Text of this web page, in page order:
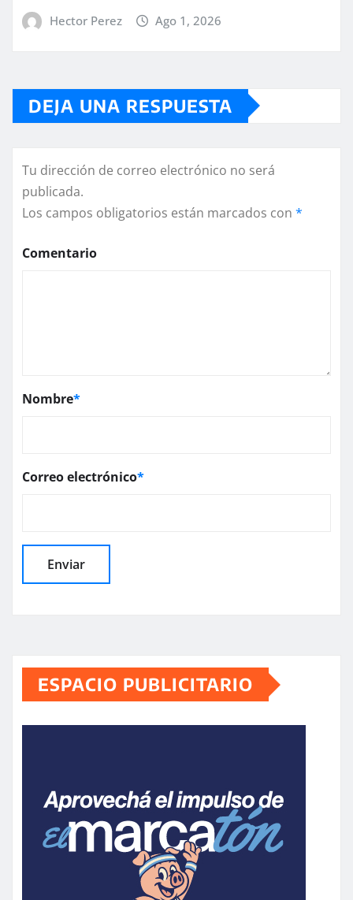
Hector Perez Ago 1, 2026
DEJA UNA RESPUESTA
Tu dirección de correo electrónico no será
publicada.
Los campos obligatorios están marcados con *
Comentario
Nombre*
Correo electrónico*
ESPACIO PUBLICITARIO